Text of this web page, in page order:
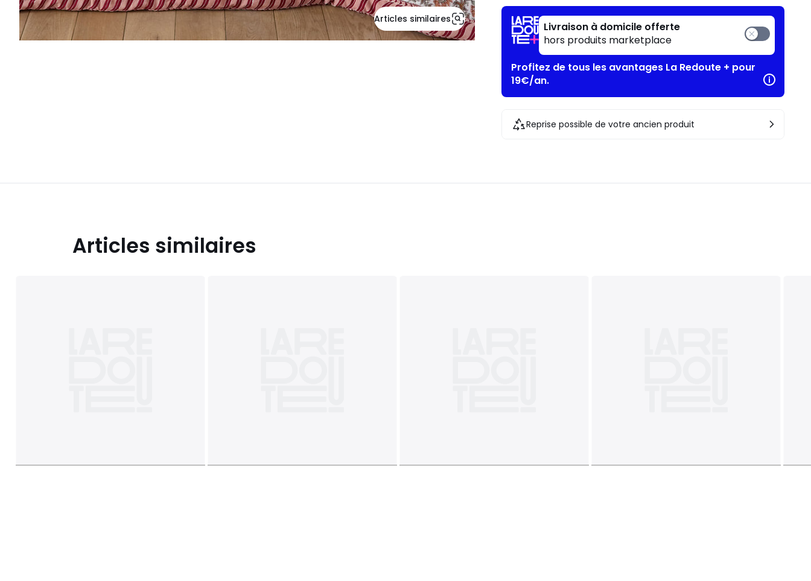
Articles similaires
Livraison à domicile offerte
hors produits marketplace
Profitez de tous les avantages La Redoute + pour
19€/an.
Reprise possible de votre ancien produit
Articles similaires